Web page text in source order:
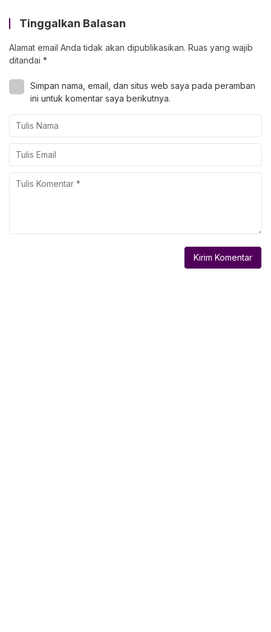
Tinggalkan Balasan
Alamat email Anda tidak akan dipublikasikan. Ruas yang wajib
ditandai *
Simpan nama, email, dan situs web saya pada peramban
ini untuk komentar saya berikutnya.